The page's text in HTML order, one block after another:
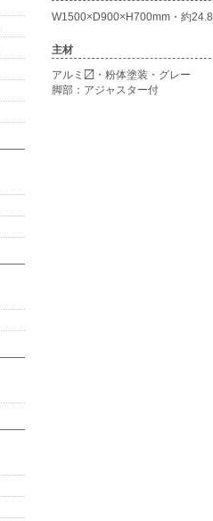
W1500×D900×H700mm・約
主材
アルミ〼・粉体塗装・グレー
脚部：アジャスター付